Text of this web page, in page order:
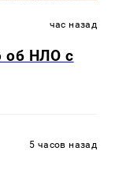
час назад
об НЛО с
5 часов назад